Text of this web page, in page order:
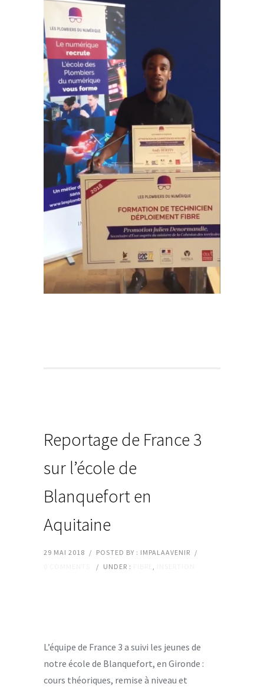
Reportage de France 3
sur l’école de
Blanquefort en
Aquitaine
29 MAI 2018 / POSTED BY : IMPALAAVENIR /
/ UNDER : ,
L’équipe de France 3 a suivi les jeunes de
notre école de Blanquefort, en Gironde :
cours théoriques, remise à niveau et